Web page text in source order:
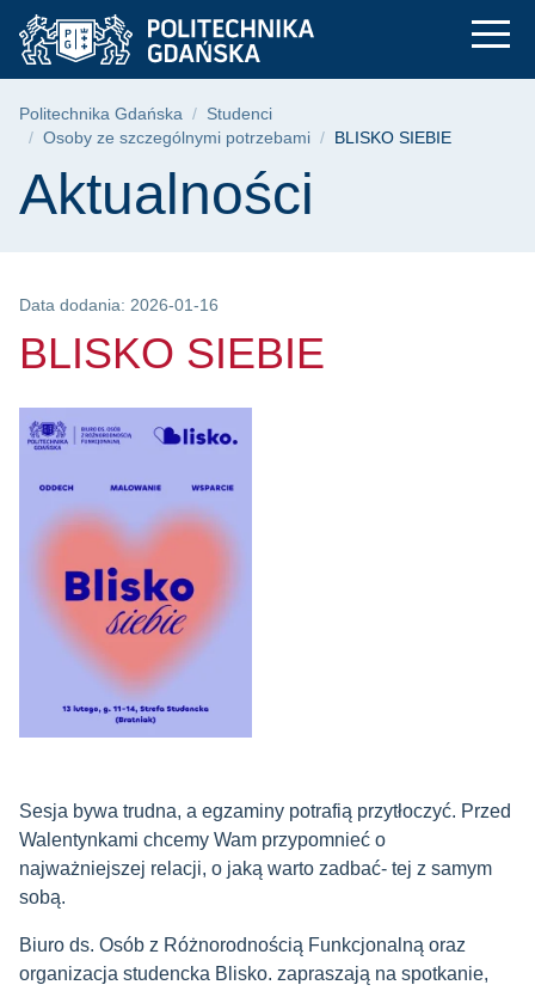
Przejdź
do
menu
Przejdź
do
wyszukiwarki
Przejdź
do
treści
BLISKO SIEBIE |
Ścieżka nawigacyjna
Politechnika Gdańska
Studenci
Osoby ze szczególnymi potrzebami
BLISKO SIEBIE
Treść strony
Aktualności
Data dodania: 2026-01-16
BLISKO SIEBIE
Sesja bywa trudna, a egzaminy potrafią przytłoczyć. Przed
Walentynkami chcemy Wam przypomnieć o
najważniejszej relacji, o jaką warto zadbać- tej z samym
sobą.
Biuro ds. Osób z Różnorodnością Funkcjonalną oraz
organizacja studencka Blisko. zapraszają na spotkanie,